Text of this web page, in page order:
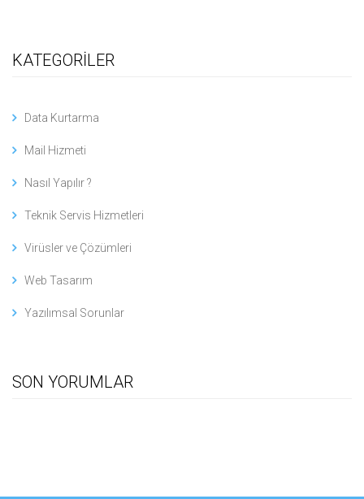
KATEGORİLER
Data Kurtarma
Mail Hizmeti
Nasıl Yapılır ?
Teknik Servis Hizmetleri
Virüsler ve Çözümleri
Web Tasarım
Yazılımsal Sorunlar
SON YORUMLAR